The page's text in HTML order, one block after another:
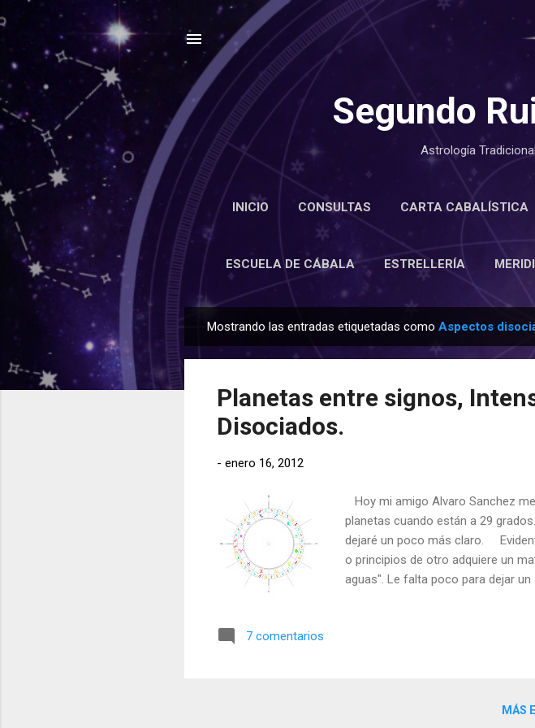
Ir al
Segundo
Astrología
INICIO CONSULTAS CARTA CABALÍSTICA
ENCICLOPEDIA ESTRELLERÍA
ESCUELA DE CÁBALA
ESTRELLERÍA
n
Mostrando las entradas etiquetadas como Aspectos
Planetas entre signos,
Disociados.
- enero 16, 2012
Hoy mi amigo Alvaro Sanchez
planetas cuando están a 29
dejaré un poco más claro.
o principios de otro adquiere un
aguas". Le falta poco para dejar un
signo. Esto hace que el planeta
7 comentarios
MÁS